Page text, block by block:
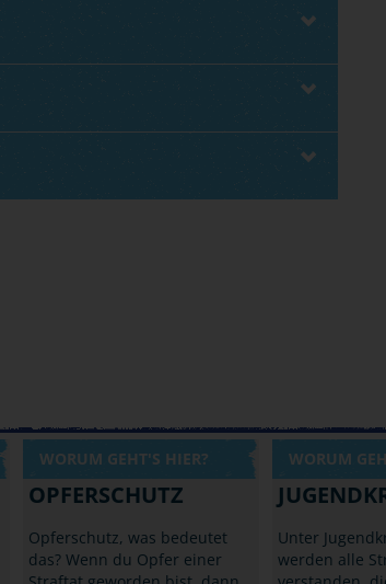
WORUM GEHT'S HIER?
OPFERSCHUTZ
Opferschutz, was bedeutet
das? Wenn du Opfer einer
WORUM
Unter
werden alle